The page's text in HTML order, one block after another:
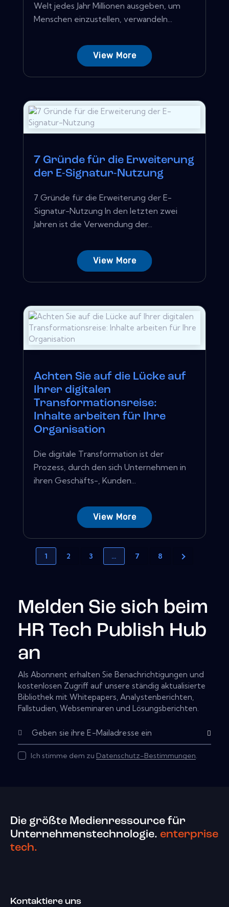
Welt jedes Jahr Millionen ausgeben, um
Menschen einzustellen, verwandeln...
View More
7 Gründe für die Erweiterung
der E-Signatur-Nutzung
7 Gründe für die Erweiterung der E-
Signatur-Nutzung In den letzten zwei
Jahren ist die Verwendung der...
View More
Achten Sie auf die Lücke auf
Ihrer digitalen
Transformationsreise:
Inhalte arbeiten für Ihre
Organisation
Die digitale Transformation ist der
Prozess, durch den sich Unternehmen in
ihren Geschäfts-, Kunden...
View More
1 2 3 … 7 8
Melden Sie sich beim
HR Tech Publish Hub
an
Als Abonnent erhalten Sie Benachrichtigungen und
kostenlosen Zugriff auf unsere ständig aktualisierte
Bibliothek mit Whitepapers, Analystenberichten,
Fallstudien, Webseminaren und Lösungsberichten.
Subscribe
Ich stimme dem zu Datenschutz-Bestimmungen.
Die größte Medienressource für
Unternehmenstechnologie. enterprise
tech.
Kontaktiere uns